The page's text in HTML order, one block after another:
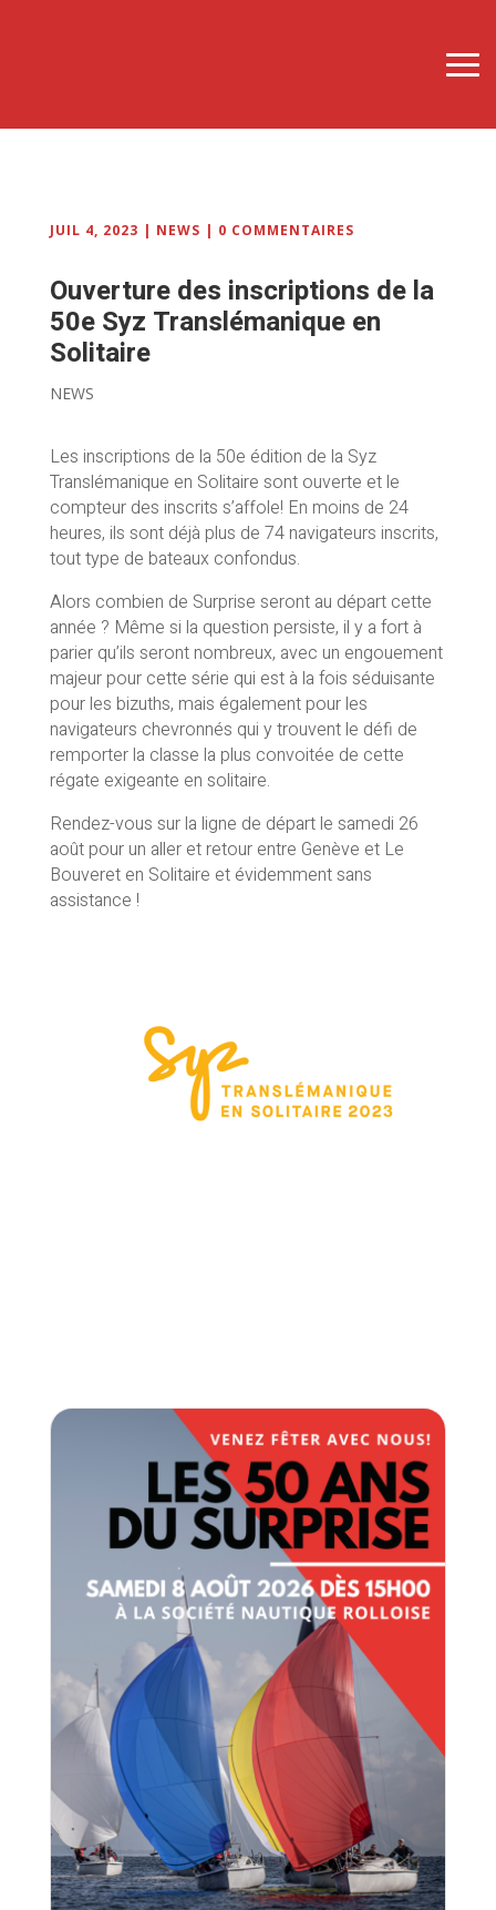
JUIL 4, 2023 | NEWS | 0 COMMENTAIRES
Ouverture des inscriptions de la
50e Syz Translémanique en
Solitaire
NEWS
Les inscriptions de la 50e édition de la Syz
Translémanique en Solitaire sont ouverte et le
compteur des inscrits s’affole! En moins de 24
heures, ils sont déjà plus de 74 navigateurs inscrits,
tout type de bateaux confondus.
Alors combien de Surprise seront au départ cette
année ? Même si la question persiste, il y a fort à
parier qu’ils seront nombreux, avec un engouement
majeur pour cette série qui est à la fois séduisante
pour les bizuths, mais également pour les
navigateurs chevronnés qui y trouvent le défi de
remporter la classe la plus convoitée de cette
régate exigeante en solitaire.
Rendez-vous sur la ligne de départ le samedi 26
août pour un aller et retour entre Genève et Le
Bouveret en Solitaire et évidemment sans
assistance !